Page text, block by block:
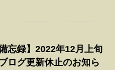
忘録】2022年12月上旬
ログ更新休止のお知ら